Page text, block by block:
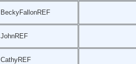
BeckyFallonREF
JohnREF
CathyREF